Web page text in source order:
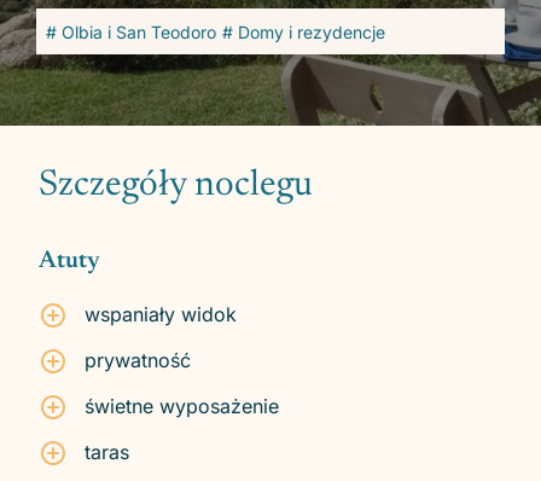
# Olbia i San Teodoro # Domy i rezydencje
Szczegóły noclegu
Atuty
wspaniały widok
prywatność
świetne wyposażenie
taras